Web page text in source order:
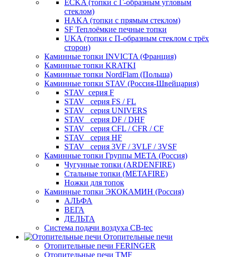
ECKA (топки с Г-образным угловым
стеклом)
HAKA (топки с прямым стеклом)
SF Теплоёмкие печные топки
UKA (топки с П-образным стеклом с трёх
сторон)
Каминные топки INVICTA (Франция)
Каминные топки KRATKI
Каминные топки NordFlam (Польша)
Каминные топки STAV (Россия-Швейцария)
STAV_серия F
STAV_ серия FS / FL
STAV_ серия UNIVERS
STAV_ серия DF / DHF
STAV_ серия CFL / CFR / CF
STAV_ серия HF
STAV_ серия 3VF / 3VLF / 3VSF
Каминные топки Группы МЕТА (Россия)
Чугунные топки (ARDENFIRE)
Стальные топки (METAFIRE)
Ножки для топок
Каминные топки ЭКОКАМИН (Россия)
АЛЬФА
ВЕГА
ДЕЛЬТА
Система подачи воздуха CB-tec
Отопительные печи
Отопительные печи FERINGER
Отопительные печи TMF